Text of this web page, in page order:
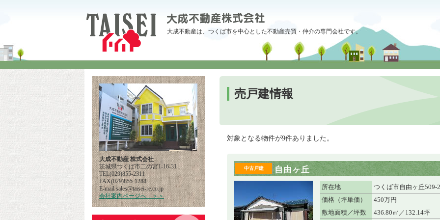
大成不動産は、つくば市を中心とした不動産売買・仲介の専門会社です。
大成不動産 株式会社
茨城県つくば市二の宮1-16-31
TEL(029)855-2311
FAX(029)855-1288
E-mailpj.oc.er-iesiat@selas
会社案内ページへ ＞＞
売戸建情報
対象となる物件が9件ありました。
中古戸建 自由ヶ丘
所在地
つくば市自由ヶ丘509-
価格（坪単価）
450万円
敷地面積／坪数
436.80㎡／132.14坪